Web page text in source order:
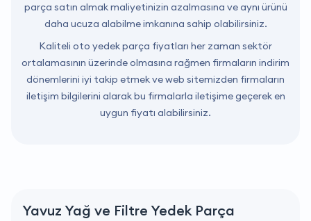
parça satın almak maliyetinizin azalmasına ve aynı ürünü
daha ucuza alabilme imkanına sahip olabilirsiniz.
Kaliteli oto yedek parça fiyatları her zaman sektör
ortalamasının üzerinde olmasına rağmen firmaların indirim
dönemlerini iyi takip etmek ve web sitemizden firmaların
iletişim bilgilerini alarak bu firmalarla iletişime geçerek en
uygun fiyatı alabilirsiniz.
Yavuz Yağ ve Filtre Yedek Parça